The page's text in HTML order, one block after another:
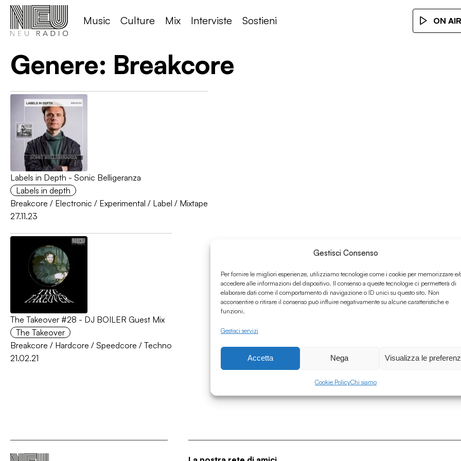
Gestisci Consenso
Per fornire le migliori esperienze, utilizziamo tecnologie come i cookie per memorizzare e/
accedere alle informazioni del dispositivo. Il consenso a queste tecnologie ci permetterà di
elaborare dati come il comportamento di navigazione o ID unici su questo sito. Non
acconsentire o ritirare il consenso può influire negativamente su alcune caratteristiche e
funzioni.
Gestisci servizi
Accetta Nega Visualizza le
Cookie PolicyChi siamo
Music Culture Mix Interviste Sostieni ON
Genere: Breakcore
Labels in Depth - Sonic Belligeranza
Labels in depth
Breakcore / Electronic / Experimental / Label / Mixtape
27.11.23
The Takeover #28 - DJ BOILER Guest Mix
The Takeover
Breakcore / Hardcore / Speedcore / Techno
21.02.21